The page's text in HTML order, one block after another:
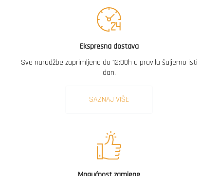
Ekspresna dostava
Sve narudžbe zaprimljene do 12:00h u pravilu šaljemo isti
dan.
SAZNAJ VIŠE